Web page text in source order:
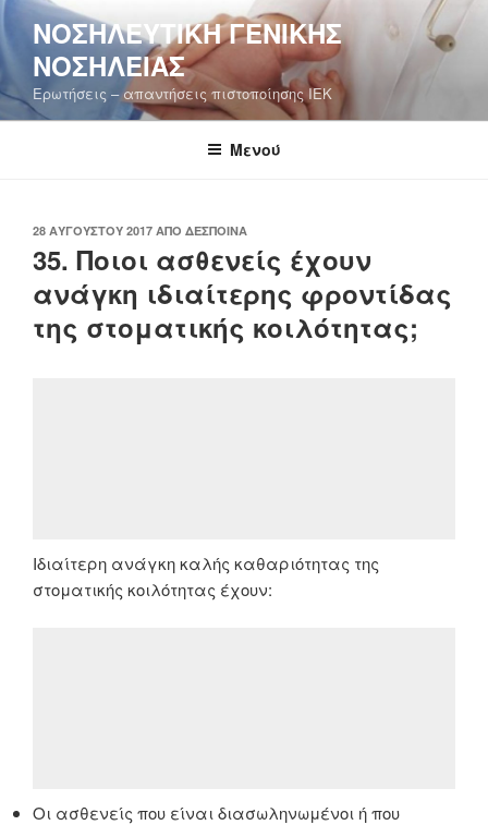
Μετάβαση
στο
περιεχόμενο
ΝΟΣΗΛΕΥΤΙΚΉ ΓΕΝΙΚΉΣ
ΝΟΣΗΛΕΊΑΣ
Ερωτήσεις – απαντήσεις πιστοποίησης ΙΕΚ
Μενού
ΔΗΜΟΣΙΕΎΤΗΚΕ
ΣΤΙΣ
28 ΑΥΓΟΎΣΤΟΥ 2017 ΑΠΌ ΔΈΣΠΟΙΝΑ
35. Ποιοι ασθενείς έχουν
ανάγκη ιδιαίτερης φροντίδας
της στοματικής κοιλότητας;
Ιδιαίτερη ανάγκη καλής καθαριότητας της
στοματικής κοιλότητας έχουν:
Οι ασθενείς που είναι διασωληνωμένοι ή που